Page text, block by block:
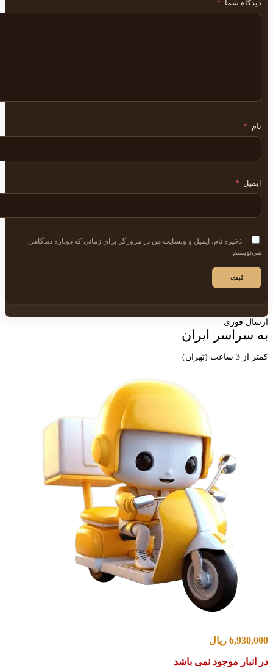
دیدگاه شما *
نام *
ایمیل *
ذخیره نام، ایمیل و وبسایت من در مرورگر برای زمانی که دوباره دیدگاهی
می‌نویسم.
ارسال فوری
به سراسر ایران
کمتر از 3 ساعت (تهران)
6,930,000 ریال
در انبار موجود نمی باشد